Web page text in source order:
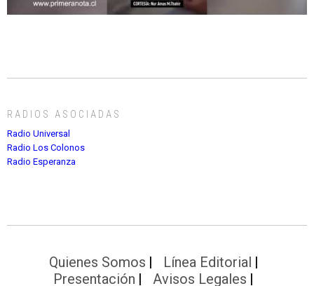
RADIOS ASOCIADAS
Radio Universal
Radio Los Colonos
Radio Esperanza
Quienes Somos
Línea Editorial
Presentación
Avisos Legales